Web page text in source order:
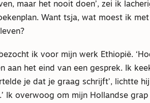
maar het nooit doen’, zei ik
Want tsja, wat moest ik
ik voor mijn werk Ethiopië.
aan het eind van een gesprek. Ik
je dat je graag schrijft’, lichtte hij
Ik overwoog om mijn Hollandse